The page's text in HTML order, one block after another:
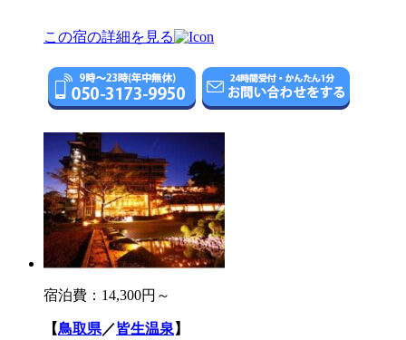
この宿の詳細を見る
宿泊費： 14,300円～
【鳥取県／皆生温泉 】